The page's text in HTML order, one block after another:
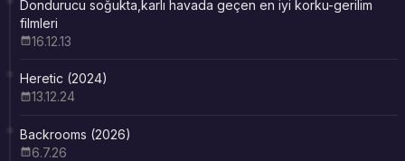
Dondurucu soğukta,karlı havada geçen en iyi korku-gerilim
filmleri
16.12.13
Heretic (2024)
13.12.24
Backrooms (2026)
6.7.26